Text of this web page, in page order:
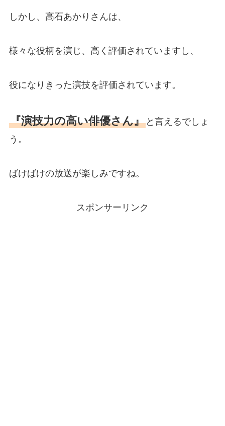
しかし、高石あかりさんは、
様々な役柄を演じ、高く評価されていますし、
役になりきった演技を評価されています。
『演技力の高い俳優さん』と言えるでしょ
う。
ばけばけの放送が楽しみですね。
スポンサーリンク